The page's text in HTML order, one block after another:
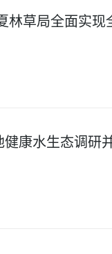
林草局全面实现
康水生态调研